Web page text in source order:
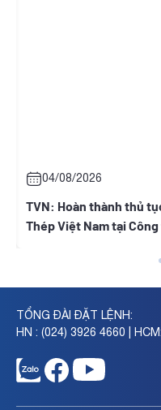
04/08/2026
TVN: Hoàn thành thủ
Thép Việt Nam tại Công
TỔNG ĐÀI ĐẶT LỆNH:
HN : (024) 3926 4660 |